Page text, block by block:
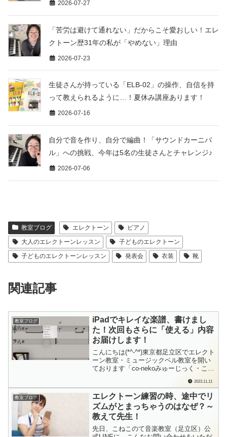
2026-07-27
「苦労は避けて通れない」だからこそ愛おしい！エレ
クトーン歴31年の私が「やめない」理由
2026-07-23
生徒さんが持っている「ELB-02」の操作、自信を持
って教えられるように…！夏休み講座あります！
2026-07-16
自分で音を作り、自分で編曲！「サウンドカーニバ
ル」への挑戦、今年は5名の生徒さんとチャレンジ♪
2026-07-06
教室ブログ エレクトーン
ピアノ
大人のエレクトーンレッスン
子どものエレクトーン
子どものエレクトーンレッスン
発表会 衣装 靴
関連記事
教室ブログ
iPadでキレイな楽譜、書けまし
た！次回もさらに「使える」内容
お届けします！
こんにちは(*^-^*)東京都足立区でエレクト
ーン教室・ミュージックベル教室を開い
ております「co-nekoみゅーじっく・こね
す。今回の「iPadを音楽に活用しよう」
では「iPadで楽譜を書いて印刷してみよ
う」というテーマを扱いました。Apple
Pencilを使っ...
2023.11.11
教室ブログ
エレクトーン練習の時、途中でリ
ズムがとまっちゃうのはなぜ？～
教えて先生！
先日、こねこのて音楽教室（足立区）公